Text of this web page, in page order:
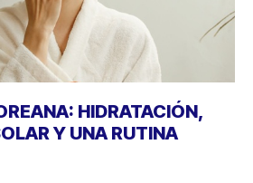
HIDRATACIÓN,
Y UNA RUTINA